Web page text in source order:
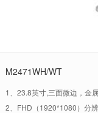
M2471WH/WT
1、23.8英寸,三面微边，金
2、FHD（1920*1080）分